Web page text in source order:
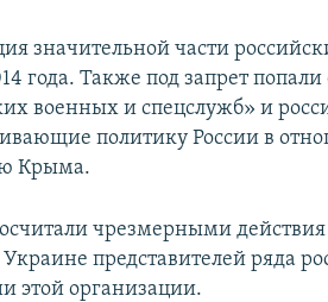
значительной части
года. Также под запрет
военных и спецслужб» и
политику России в
Крыма.
чрезмерными
представителей ряда
этой организации.